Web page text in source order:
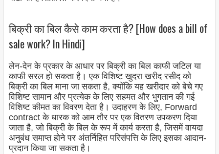
बिक्री का बिल कैसे काम करता है? [How does a bill of
sale work? In Hindi]
लेन-देन के प्रकार के आधार पर बिक्री का बिल काफी जटिल या
काफी सरल हो सकता है। एक विशिष्ट खुदरा खरीद रसीद को
बिक्री का बिल माना जा सकता है, क्योंकि यह खरीदार को बेचे गए
विशिष्ट सामान और प्रत्येक के लिए सहमत और भुगतान की गई
विशिष्ट कीमत का विवरण देता है। उदाहरण के लिए, Forward
contract के धारक को आम तौर पर एक वितरण उपकरण दिया
जाता है, जो बिक्री के बिल के रूप में कार्य करता है, जिसमें वायदा
अनुबंध समाप्त होने पर अंतर्निहित परिसंपत्ति के लिए इसका आदान-
प्रदान किया जा सकता है।